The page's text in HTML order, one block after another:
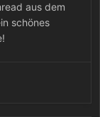
aus dem
schönes